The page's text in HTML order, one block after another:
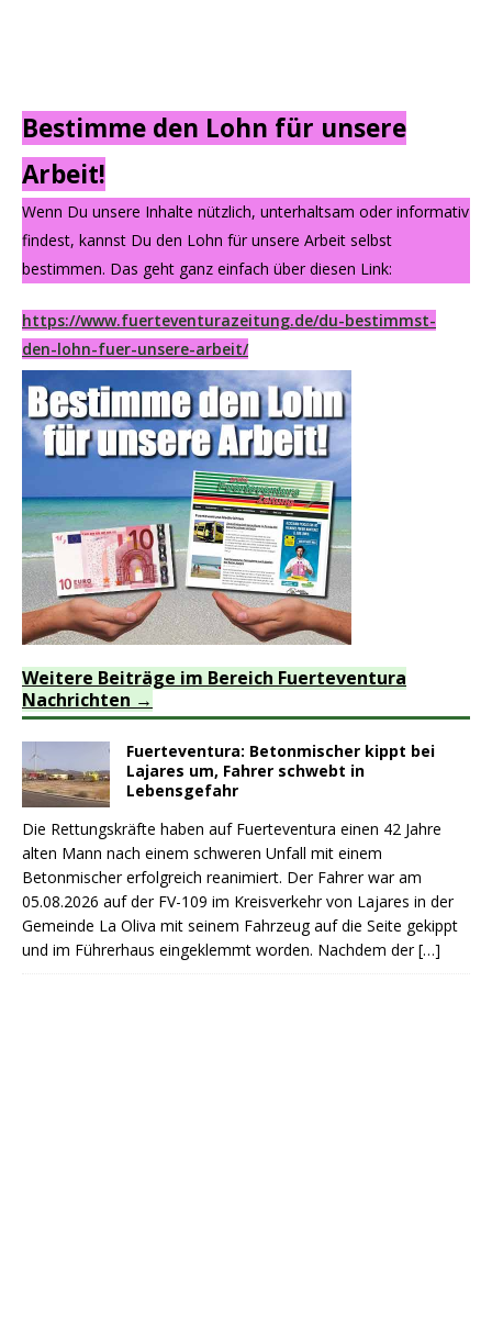
Bestimme den Lohn für unsere
Arbeit!
Wenn Du unsere Inhalte nützlich, unterhaltsam oder informativ
findest, kannst Du den Lohn für unsere Arbeit selbst
bestimmen. Das geht ganz einfach über diesen Link:
https://www.fuerteventurazeitung.de/du-bestimmst-
den-lohn-fuer-unsere-arbeit/
Weitere Beiträge im Bereich Fuerteventura
Nachrichten
Fuerteventura: Betonmischer kippt bei
Lajares um, Fahrer schwebt in
Lebensgefahr
Die Rettungskräfte haben auf Fuerteventura einen 42 Jahre
alten Mann nach einem schweren Unfall mit einem
Betonmischer erfolgreich reanimiert. Der Fahrer war am
05.08.2026 auf der FV-109 im Kreisverkehr von Lajares in der
Gemeinde La Oliva mit seinem Fahrzeug auf die Seite gekippt
und im Führerhaus eingeklemmt worden. Nachdem der[…]